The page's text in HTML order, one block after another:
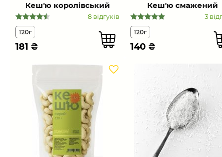
Кеш'ю королівський
8 відгуків
120г
181 ₴
Кеш'ю смажений
3
120г
140 ₴